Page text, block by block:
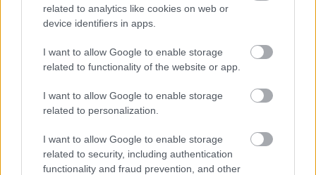
related to analytics like cookies on web or
device identifiers in apps.
I want to allow Google to enable storage
related to functionality of the website or app.
I want to allow Google to enable storage
related to personalization.
I want to allow Google to enable storage
related to security, including authentication
functionality and fraud prevention, and other
E-mail cím